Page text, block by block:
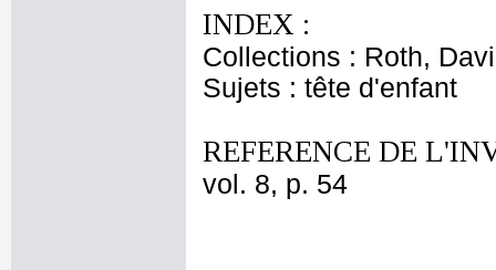
INDEX :
Collections : Roth,
Sujets : tête d'enfant
REFERENCE DE
vol. 8, p. 54